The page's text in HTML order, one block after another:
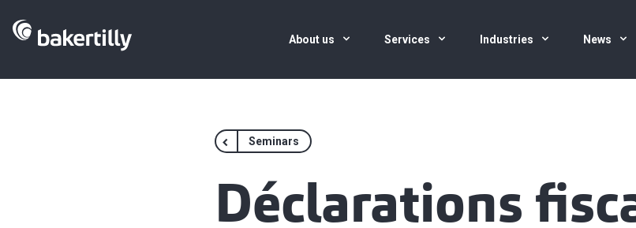
About us Services Industries News
Seminars
Déclarations